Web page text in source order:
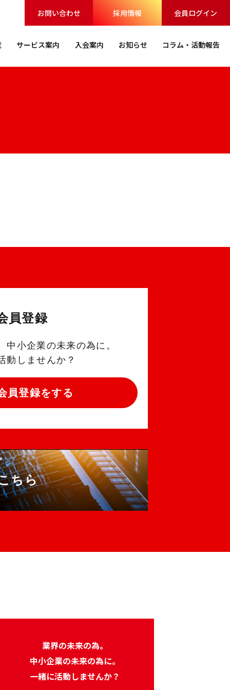
お問い合わせ 採用情報 会員ログイン
サービス案内 入会案内 お知らせ コラム・ 活動報告
員登録
中小企業の未来の為に。
動しませんか？
員登録をする
ちら
業界の未来の為。
中小企業の未来の為に。
一緒に活動しませんか？